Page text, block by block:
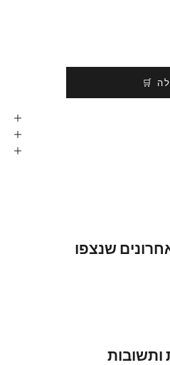
🛒
שנצפו
ותשובות